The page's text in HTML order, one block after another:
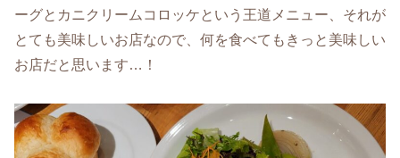
ーグとカニクリームコロッケという王道メニュー、それが
とても美味しいお店なので、何を食べてもきっと美味しい
お店だと思います…！